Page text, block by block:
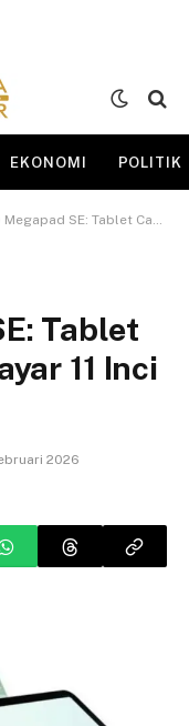
EKONOMI POLITIK
SE: Tablet Canggih dengan Layar 11 Inci dan AI Terbaru
Tablet
11 Inci
2026